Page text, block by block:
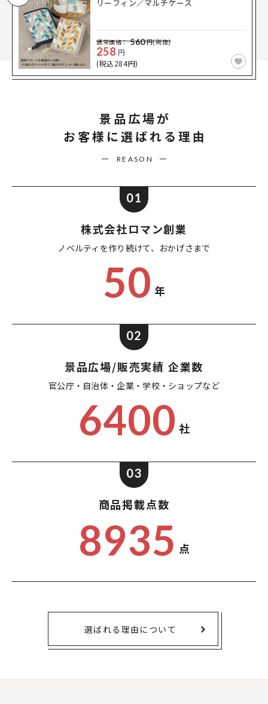
リーフィン／マルチケース
通常価格： 560円(税抜)
258 円
(税込284円)
景品広場が
お客様に選ばれる理由
REASON
01
株式会社ロマン創業
ノベルティを作り続けて、 おかげさまで
50 年
02
景品広場/販売実績 企業数
官公庁・自治体・企業・学校・ショップなど
6400 社
03
商品掲載点数
8935 点
選ばれる理由について